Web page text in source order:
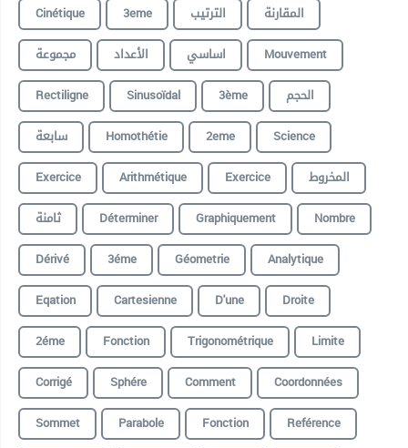
Cinétique 3eme الترتيب
المقارنة
مجموعة
الأعداد اساسي
Mouvement
Rectiligne
Sinusoïdal 3ème
الحجم
سابعة
Homothétie 2eme
Science
Exercice
Arithmétique Exercice
المخروط
ثامنة
Déterminer Graphiquement
Nombre
Dérivé
3éme Géometrie
Analytique
Eqation
Cartesienne D'une
Droite
2éme
Fonction Trigonométrique
Limite
Corrigé
Sphére Comment
Coordonnées
Sommet
Parabole Fonction
Reférence